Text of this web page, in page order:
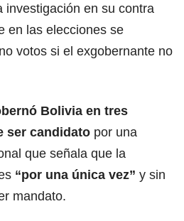
investigación en su contra
en las elecciones se
votos si el exgobernante no
Bolivia en tres
ser candidato por una
que señala que la
“por una única vez” y sin
mandato.